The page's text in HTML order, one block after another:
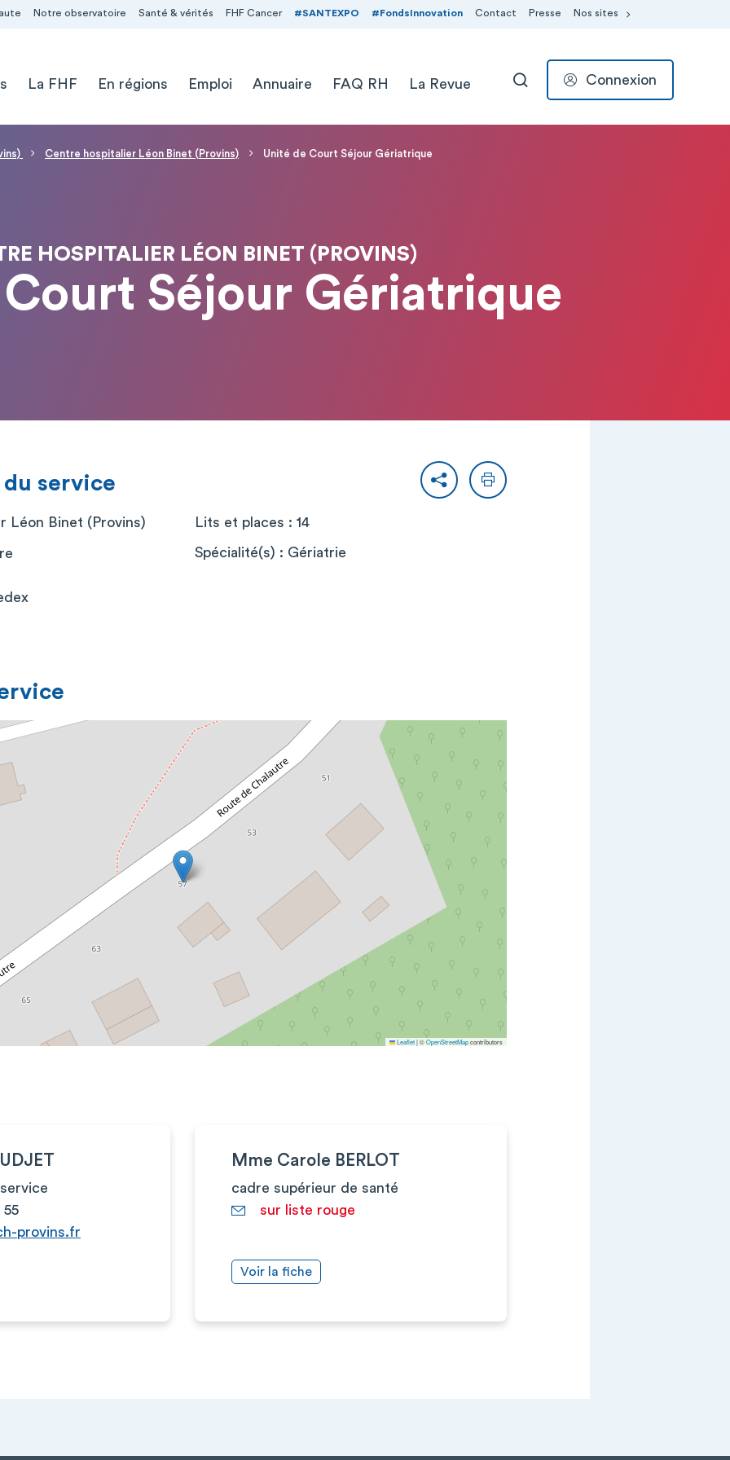
Notre observatoire Santé & vérités FHF Cancer #SANTEXPO #FondsInnovation Contact Presse Nos sites
La FHF En régions Emploi Annuaire FAQ RH La Revue RECHERCHER
Connexion
Centre hospitalier Léon Binet (Provins) Unité de Court Séjour Gériatrique
HOSPITALIER LÉON BINET (PROVINS)
Séjour Gériatrique
PartagerImprimer
service
Léon Binet (Provins) Lits et places : 14
Spécialité(s) : Gériatrie
Leaflet|©OpenStreetMapcontributors
55
provins.fr
Mme Carole BERLOT
cadre supérieur de santé
sur liste rouge
Voir la fiche